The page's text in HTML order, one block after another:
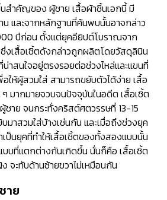
สำคัญของ ผู้ชาย เสื้อผ้าชิ้นเอกนี้ มี
น และจากหลักฐานที่ค้นพบนั้นอาจกล่าว
ปีก่อน ตั้งแต่ยุคอียิปต์โบราณจาก
งเสื้อเชิ้ตดังกล่าวถูกผลิตโดยวัสดุลินิน
น่าสนใจอยู่ตรงรอยต่อช่วงไหล่และแขนที่
ให้ผู้สวมใส่ สามารถขยับตัวได้ง่าย เสื้อ
มากมายจวบจนปัจจุบันในอดีต เสื้อเชิ้ต
ชาย จนกระทั่งคริสต์ศตวรรษที่ 13-15
าสวมใส่บ้างเช่นกัน และเมื่อถึงช่วงยุค
ป็นยุคที่ทำให้เสื้อเชิ้ตของทั้งสองแบบนั้น
บบที่แตกต่างกันเกิดขึ้น นั่นก็คือ เสื้อเชิ้ต
จะทับด้านซ้ายขวาไม่เหมือนกัน
าย